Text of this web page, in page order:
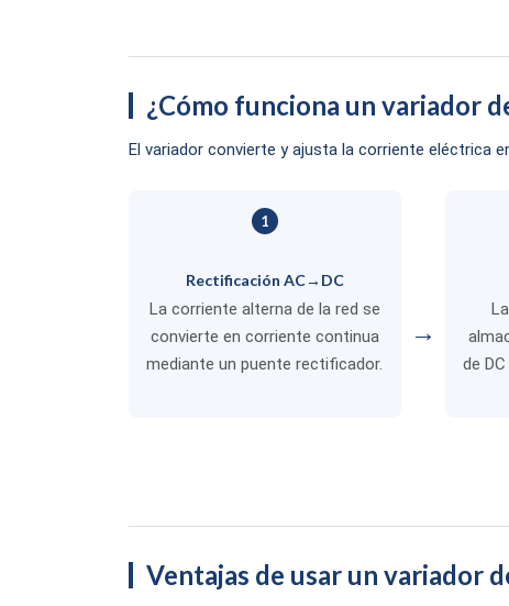
¿Cómo funciona un variador
El variador convierte y ajusta la corriente eléctrica
1
Rectificación AC→DC
La corriente alterna de la red se
convierte en corriente continua
mediante un puente rectificador.
→
de
Ventajas de usar un variador